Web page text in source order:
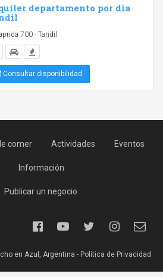
departamento por dia
700 - Tandil
Consultar disponibilidad
comer Actividades Eventos
Información
Publicar un negocio
en Azul, Argentina - Política de Privacidad